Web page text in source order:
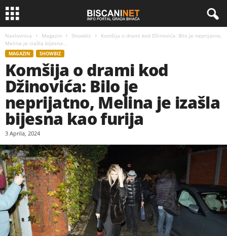
Naslovnica Magazin Showbiz
Komšija o drami kod Džinovića: Bilo je neprijatno,
Melina je izašla bijesna...
MAGAZIN SHOWBIZ
Komšija o drami kod
Džinovića: Bilo je
neprijatno, Melina je izašla
bijesna kao furija
3 Aprila, 2024